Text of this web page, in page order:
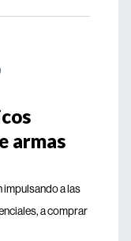
armas
impulsando a las
a comprar